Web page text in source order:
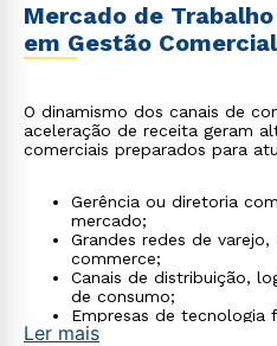
Mercado de
em Gestão
O dinamismo dos canais de
aceleração de receita geram
comerciais preparados para
Gerência ou diretoria
mercado;
Grandes redes de
commerce;
Canais de distribuição,
de consumo;
Empresas de tecnologia
corporativas (B2B).
Ler mais